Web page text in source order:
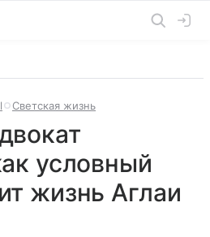
Светская жизнь
условный
жизнь Аглаи